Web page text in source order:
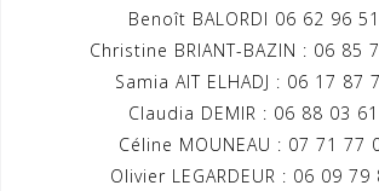
Benoît BALORDI 06 62 96
Christine BRIANT-BAZIN : 06 85
Samia AIT ELHADJ : 06 17 87
Claudia DEMIR : 06 88 03
Céline MOUNEAU : 07 71 77
Olivier LEGARDEUR : 06 09 79